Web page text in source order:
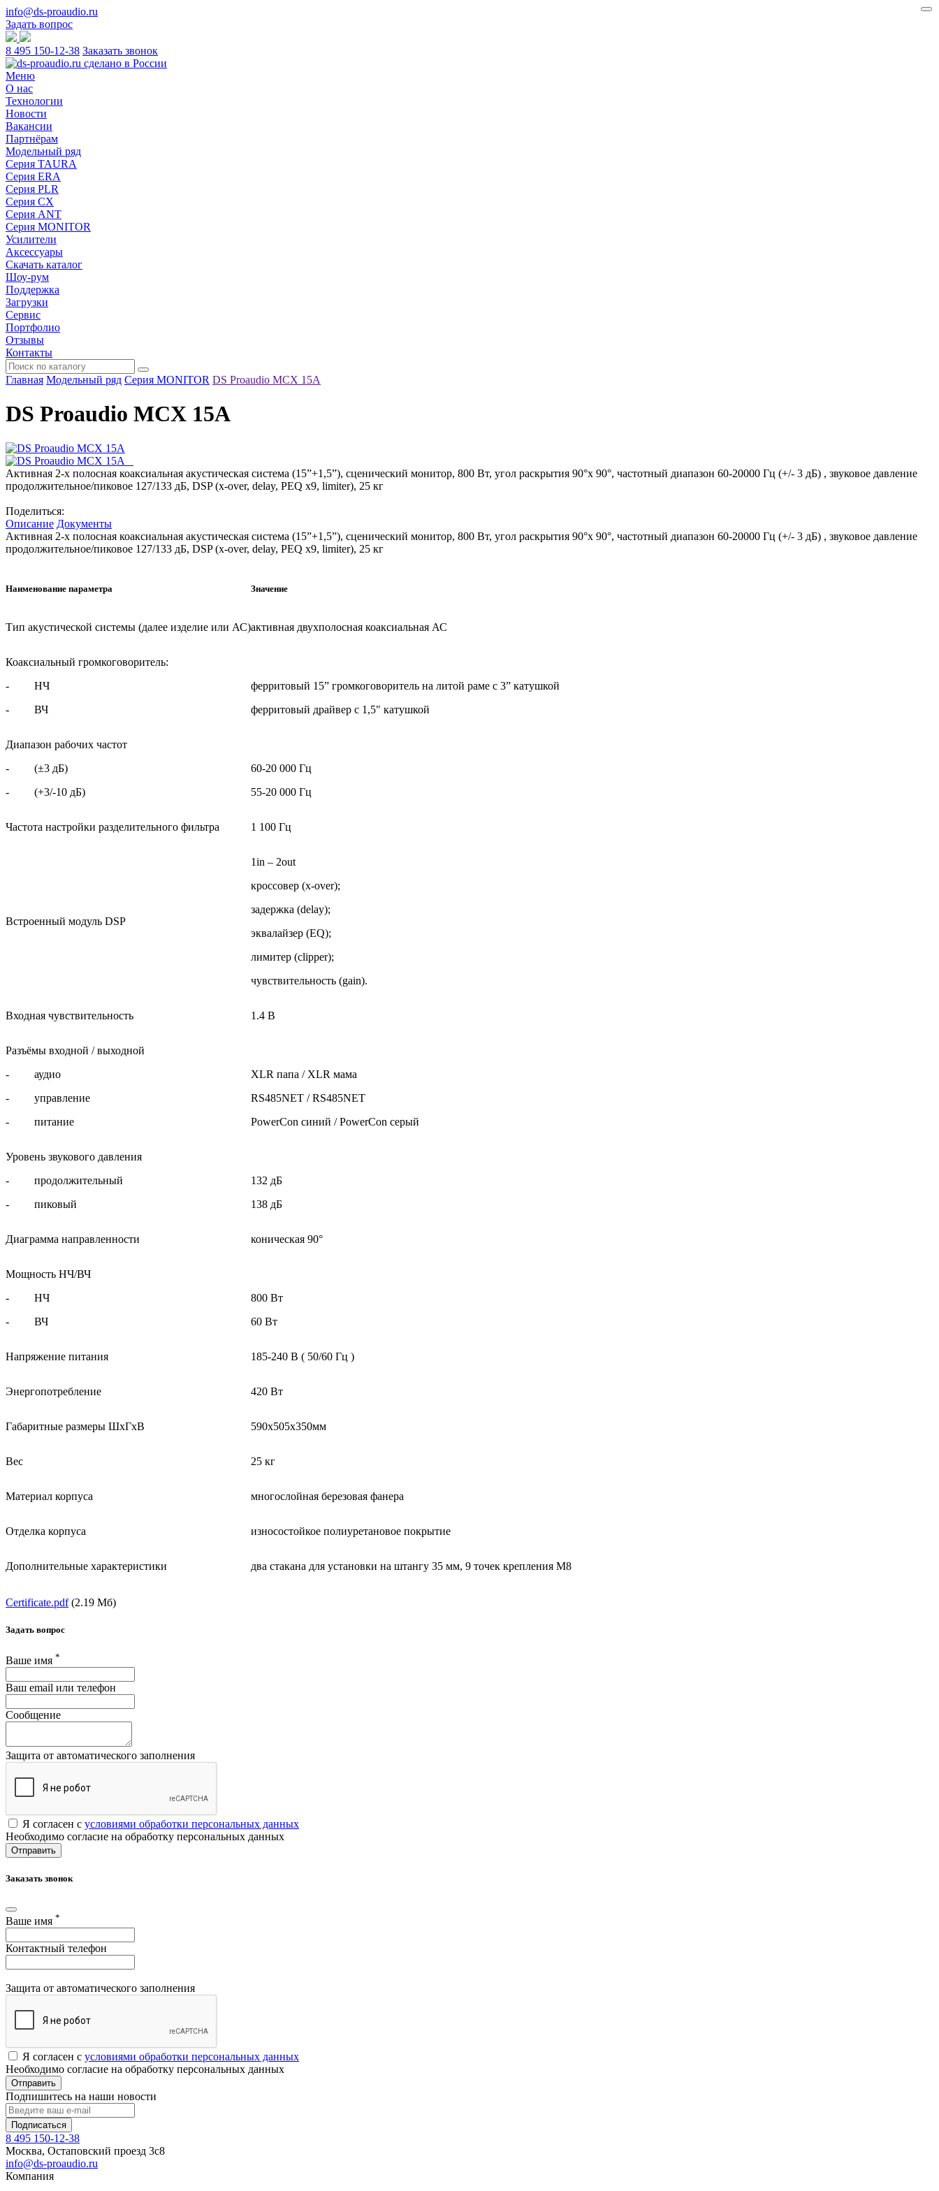
info@ds-proaudio.ru
Задать вопрос
8 495 150-12-38 Заказать звонок
Меню
О нас
Технологии
Новости
Вакансии
Партнёрам
Модельный ряд
Серия TAURA
Серия ERA
Серия PLR
Серия CX
Серия ANT
Серия MONITOR
Усилители
Аксессуары
Скачать каталог
Шоу-рум
Поддержка
Загрузки
Сервис
Портфолио
Отзывы
Контакты
Главная Модельный ряд Серия MONITOR DS Proaudio MCX 15A
DS Proaudio MCX 15A
Активная 2-х полосная коаксиальная акустическая система (15”+1,5”), сценический монитор, 800 Вт, угол раскрытия 90°х 90°, частотный диапазон 60-20000 Гц (+/- 3 дБ) , звуковое давление
продолжительное/пиковое 127/133 дБ, DSP (x-over, delay, PEQ x9, limiter), 25 кг
Поделиться:
Описание Документы
Активная 2-х полосная коаксиальная акустическая система (15”+1,5”), сценический монитор, 800 Вт, угол раскрытия 90°х 90°, частотный диапазон 60-20000 Гц (+/- 3 дБ) , звуковое давление
продолжительное/пиковое 127/133 дБ, DSP (x-over, delay, PEQ x9, limiter), 25 кг
Наименование параметра Значение
Тип акустической системы (далее изделие или АС)активная двухполосная коаксиальная АС
Коаксиальный громкоговоритель:
- НЧ
- ВЧ
ферритовый 15” громкоговоритель на литой раме с 3” катушкой
ферритовый драйвер с 1,5" катушкой
Диапазон рабочих частот
- (±3 дБ)
- (+3/-10 дБ)
60-20 000 Гц
55-20 000 Гц
Частота настройки разделительного фильтра 1 100 Гц
Встроенный модуль DSP
1in – 2out
кроссовер (x-over);
задержка (delay);
эквалайзер (EQ);
лимитер (clipper);
чувствительность (gain).
Входная чувствительность 1.4 В
Разъёмы входной / выходной
- аудио
- управление
- питание
XLR папа / XLR мама
RS485NET / RS485NET
PowerCon синий / PowerCon серый
Уровень звукового давления
- продолжительный
- пиковый
132 дБ
138 дБ
Диаграмма направленности коническая 90°
Мощность НЧ/ВЧ
- НЧ
- ВЧ
800 Вт
60 Вт
Напряжение питания 185-240 В ( 50/60 Гц )
Энергопотребление 420 Вт
Габаритные размеры ШхГхВ 590х505х350мм
Вес 25 кг
Материал корпуса многослойная березовая фанера
Отделка корпуса износостойкое полиуретановое покрытие
Дополнительные характеристики два стакана для установки на штангу 35 мм, 9 точек крепления М8
Certificate.pdf (2.19 Мб)
Задать вопрос
Ваше имя *
Ваш email или телефон
Сообщение
Защита от автоматического заполнения
Я согласен с условиями обработки персональных данных
Необходимо согласие на обработку персональных данных
Отправить
Заказать звонок
Ваше имя *
Контактный телефон
Защита от автоматического заполнения
Я согласен с условиями обработки персональных данных
Необходимо согласие на обработку персональных данных
Отправить
Подпишитесь на наши новости
Подписаться
8 495 150-12-38
Москва, Остаповский проезд 3с8
info@ds-proaudio.ru
Компания